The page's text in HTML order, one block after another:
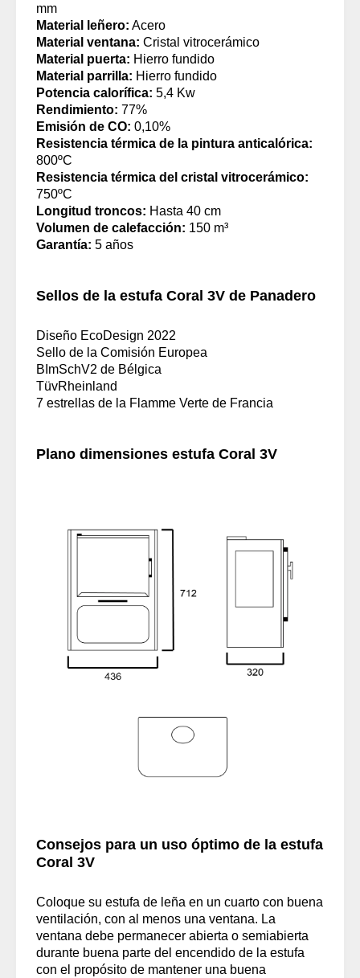
mm
Material leñero: Acero
Material ventana: Cristal vitrocerámico
Material puerta: Hierro fundido
Material parrilla: Hierro fundido
Potencia calorífica: 5,4 Kw
Rendimiento: 77%
Emisión de CO: 0,10%
Resistencia térmica de la pintura anticalórica:
800ºC
Resistencia térmica del cristal vitrocerámico:
750ºC
Longitud troncos: Hasta 40 cm
Volumen de calefacción: 150 m³
Garantía: 5 años
Sellos de la estufa Coral 3V de Panadero
Diseño EcoDesign 2022
Sello de la Comisión Europea
BImSchV2 de Bélgica
TüvRheinland
7 estrellas de la Flamme Verte de Francia
Plano dimensiones estufa Coral 3V
Consejos para un uso óptimo de la estufa
Coral 3V
Coloque su estufa de leña en un cuarto con buena
ventilación, con al menos una ventana. La
ventana debe permanecer abierta o semiabierta
durante buena parte del encendido de la estufa
con el propósito de mantener una buena